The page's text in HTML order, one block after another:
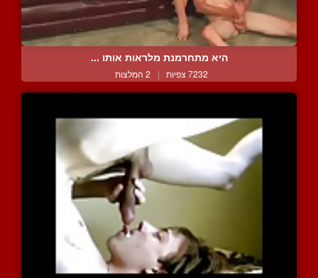
היא מתחרמנת מלראות אותו ...
7232 צפיות | 2 המלצות